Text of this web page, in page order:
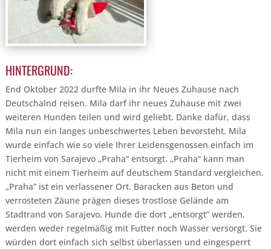
HINTERGRUND:
End Oktober 2022 durfte Mila in ihr Neues Zuhause nach
Deutschalnd reisen. Mila darf ihr neues Zuhause mit zwei
weiteren Hunden teilen und wird geliebt. Danke dafür, dass
Mila nun ein langes unbeschwertes Leben bevorsteht. Mila
wurde einfach wie so viele Ihrer Leidensgenossen einfach im
Tierheim von Sarajevo „Praha“ entsorgt. „Praha“ kann man
nicht mit einem Tierheim auf deutschem Standard vergleichen.
„Praha“ ist ein verlassener Ort. Baracken aus Beton und
verrosteten Zäune prägen dieses trostlose Gelände am
Stadtrand von Sarajevo. Hunde die dort „entsorgt“ werden,
werden weder regelmäßig mit Futter noch Wasser versorgt. Sie
würden dort einfach sich selbst überlassen und eingesperrt